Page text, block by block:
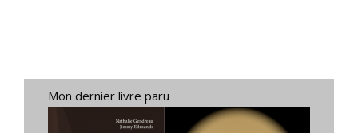
Mon dernier livre paru